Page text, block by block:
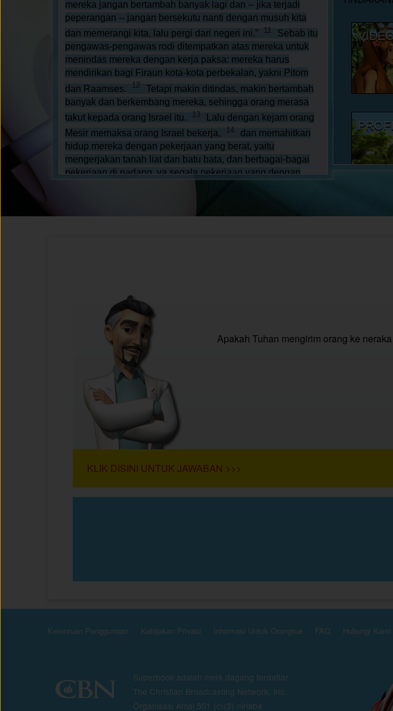
Apakah Tuhan mengirim orang ke
KLIK DISINI UNTUK JAWABAN >>>
Ketentuan Penggunaan Kebijakan Privasi Informasi Untuk Orangtua FAQ Hubungi Kami
Superbook adalah merk dagang terdaftar
The Christian Broadcasting Network, Inc.
Organisasi Amal 501 (c)(3) nirlaba